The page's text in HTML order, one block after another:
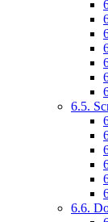
6.5.
6.6.